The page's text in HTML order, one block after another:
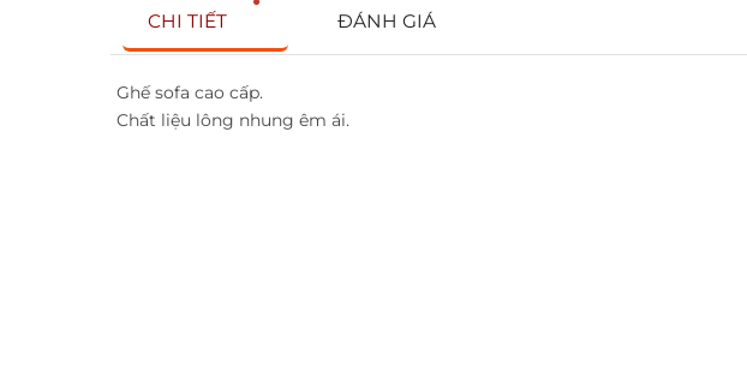
CHI TIẾT ĐÁNH GIÁ
Ghế sofa cao cấp.
Chất liệu lông nhung êm ái.